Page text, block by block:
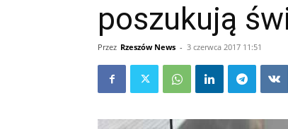
poszukują
Przez Rzeszów News - 3 czerwca 2017 11:51